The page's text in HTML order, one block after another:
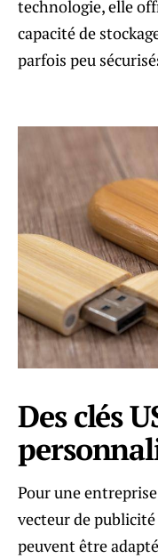
technologie, elle
capacité de
parfois peu
Des clés
Pour une
vecteur de
peuvent être